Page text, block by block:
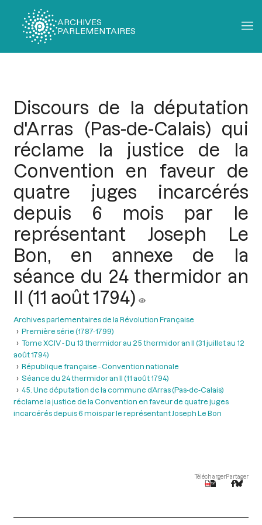
ARCHIVES
PARLEMENTAIRES
Discours de la députation
d'Arras (Pas-de-Calais) qui
réclame la justice de la
Convention en faveur de
quatre juges incarcérés
depuis 6 mois par le
représentant Joseph Le
Bon, en annexe de la
séance du 24 thermidor an
II (11 août 1794)
Archives parlementaires de la Révolution Française
Première série (1787-1799)
Tome XCIV - Du 13 thermidor au 25 thermidor an II (31 juillet au 12
août 1794)
République française - Convention nationale
Séance du 24 thermidor an II (11 août 1794)
45. Une députation de la commune d’Arras (Pas-de-Calais)
réclame la justice de la Convention en faveur de quatre juges
incarcérés depuis 6 mois par le représentant Joseph Le Bon
TéléchargerPartager